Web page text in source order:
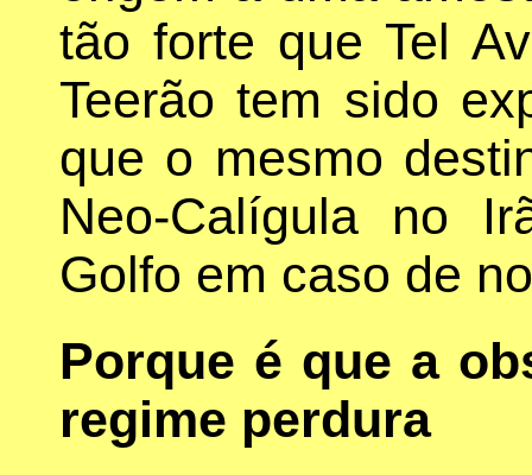
tão forte que Tel
Teerão tem sido
que o mesmo
Neo-Calígula no
Golfo em caso de
Porque é que a
regime perdura